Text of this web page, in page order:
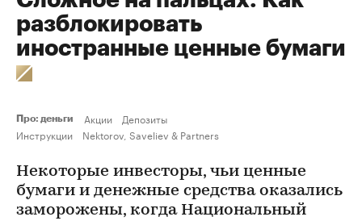
разблокировать
иностранные ценные бумаги
Про: деньги Акции
Депозиты
Инструкции
Nektorov, Saveliev & Partners
Некоторые инвесторы, чьи ценные
бумаги и денежные средства оказались
заморожены, когда Национальный